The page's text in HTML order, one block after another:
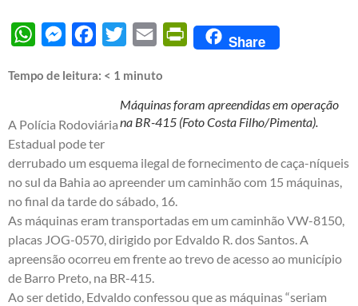
WhatsAppMessengerFacebook
Twitter Email PrintFriendly
Share
Tempo de leitura: < 1 minuto
Máquinas foram apreendidas em operação
na BR-415 (Foto Costa Filho/Pimenta).
A Polícia Rodoviária
Estadual pode ter
derrubado um esquema ilegal de fornecimento de caça-níqueis
no sul da Bahia ao apreender um caminhão com 15 máquinas,
no final da tarde do sábado, 16.
As máquinas eram transportadas em um caminhão VW-8150,
placas JOG-0570, dirigido por Edvaldo R. dos Santos. A
apreensão ocorreu em frente ao trevo de acesso ao município
de Barro Preto, na BR-415.
Ao ser detido, Edvaldo confessou que as máquinas “seriam